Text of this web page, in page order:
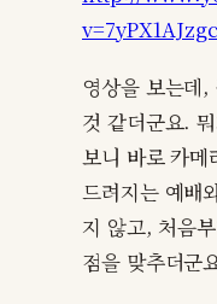
영상을 보는데
것 같더군요.
보니 바로 카메
드려지는 예배
지 않고, 처음
점을 맞추더군